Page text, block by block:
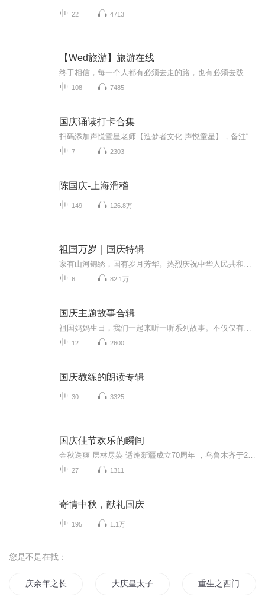
22 4713
【Wed旅游】旅游在线
108 7485
国庆诵读打卡合集
7 2303
陈国庆-上海滑稽
149 126.8万
祖国万岁｜国庆特辑
6 82.1万
国庆主题故事合辑
12 2600
国庆教练的朗读专辑
30 3325
国庆佳节欢乐的瞬间
27 1311
寄情中秋，献礼国庆
195 1.1万
您是不是在找：
庆余年之长歌行 大庆皇太子 重生之西门庆